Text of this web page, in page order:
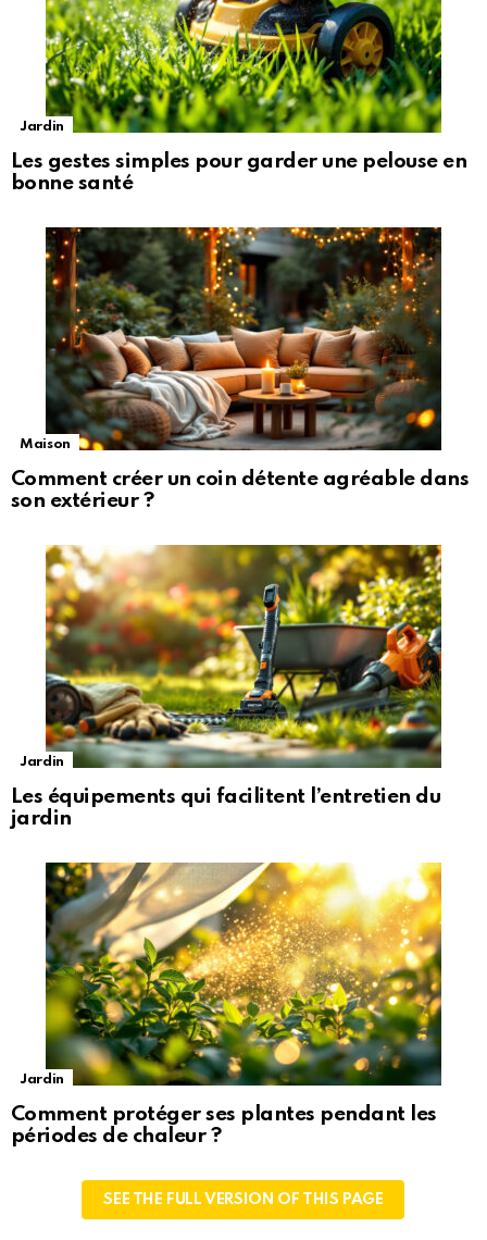
Jardin
Les gestes simples pour garder une pelouse en
bonne santé
Maison
Comment créer un coin détente agréable dans
son extérieur ?
Jardin
Les équipements qui facilitent l’entretien du
jardin
Jardin
Comment protéger ses plantes pendant les
périodes de chaleur ?
SEE THE FULL VERSION OF THIS PAGE